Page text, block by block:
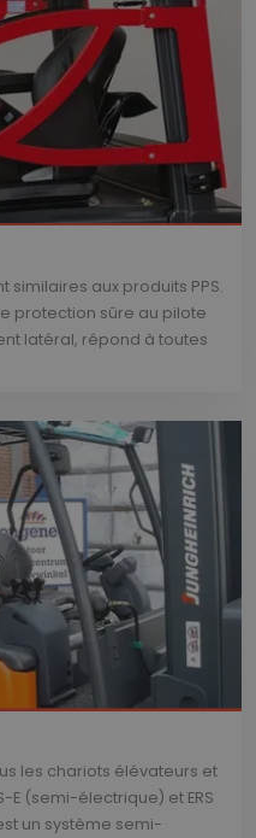
similaires aux produits PPS.
protection sûre au pilote
latéral, répond à toutes
les chariots élévateurs et
E (semi-électrique) et ERS
un système semi-